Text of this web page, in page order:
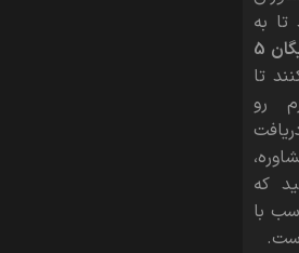
به
مشاوره رایگان 5
تا
رو
که
با